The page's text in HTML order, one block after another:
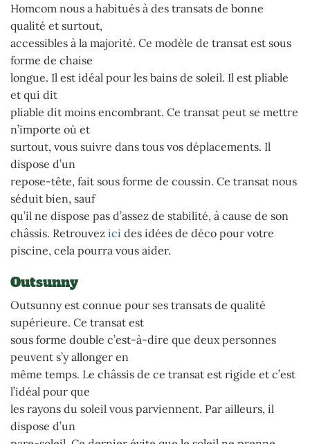
Homcom nous a habitués à des transats de bonne
qualité et surtout,
accessibles à la majorité. Ce modèle de transat est sous
forme de chaise
longue. Il est idéal pour les bains de soleil. Il est pliable
et qui dit
pliable dit moins encombrant. Ce transat peut se mettre
n’importe où et
surtout, vous suivre dans tous vos déplacements. Il
dispose d’un
repose-tête, fait sous forme de coussin. Ce transat nous
séduit bien, sauf
qu’il ne dispose pas d’assez de stabilité, à cause de son
châssis. Retrouvez ici des idées de déco pour votre
piscine, cela pourra vous aider.
Outsunny
Outsunny est connue pour ses transats de qualité
supérieure. Ce transat est
sous forme double c’est-à-dire que deux personnes
peuvent s’y allonger en
même temps. Le châssis de ce transat est rigide et c’est
l’idéal pour que
les rayons du soleil vous parviennent. Par ailleurs, il
dispose d’un